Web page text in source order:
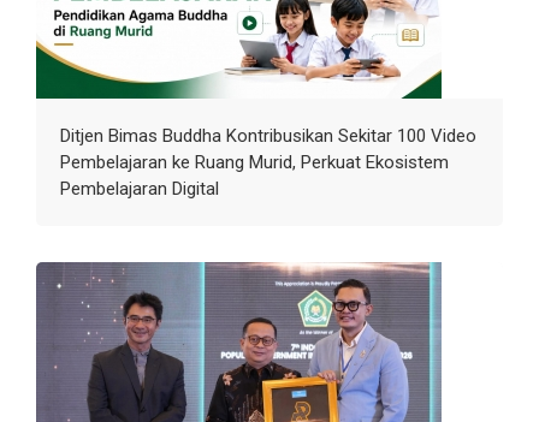
Ditjen Bimas Buddha Kontribusikan Sekitar 100 Video
Pembelajaran ke Ruang Murid, Perkuat Ekosistem
Pembelajaran Digital